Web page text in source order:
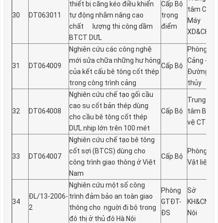
30 DT063011
thiết bị căng kéo điều khiển
tự động nhằm nâng cao
chất l­ượng thi công dầm
BTCT DƯL
Cấp Bộ
trọng
điểm
tâm CN
Máy
XD&CKTN
31 DT064009
Nghiên cứu các công nghệ
mới sửa chữa những hư­ hỏng
của kết cấu bê tông cốt thép
trong công trình cảng
Cấp Bộ
Phòng
Cảng -
Đư­ờng
thủy
32 DT064008
Nghiên cứu chế tạo gối cầu
cao su cốt bản thép dùng
cho cầu bê tông cốt thép
DƯL nhịp lớn trên 100 mét
Cấp Bộ
Trung
tâm Bảo
vệ CT
33 DT064007
Nghiên cứu chế tạo bê tông
cốt sợi (BTCS) dùng cho
công trình giao thông ở Việt
Nam
Cấp Bộ
Phòng
Vật liệu
34
ĐL/13-2006-
2
Nghiên cứu một số công
trình đảm bảo an toàn giao
thông cho ng­uời đi bộ trong
đô thị ở thủ đô Hà Nội
Phòng
GTĐT-
ĐS
Sở
KH&CN Hà
Nội